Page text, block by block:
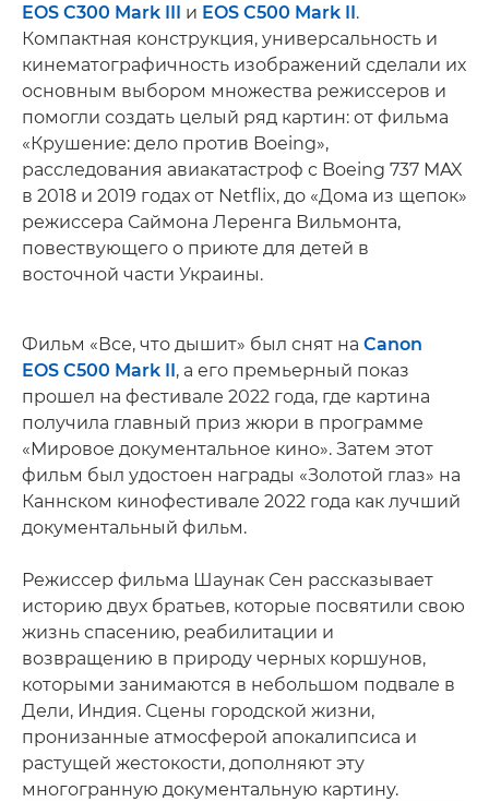
EOS C300 Mark III и EOS C500 Mark II.
Компактная конструкция, универсальность и
кинематографичность изображений сделали их
основным выбором множества режиссеров и
помогли создать целый ряд картин: от фильма
«Крушение: дело против Boeing»,
расследования авиакатастроф с Boeing 737 MAX
в 2018 и 2019 годах от Netflix, до «Дома из щепок»
режиссера Саймона Леренга Вильмонта,
повествующего о приюте для детей в
восточной части Украины.
Фильм «Все, что дышит» был снят на Canon
EOS C500 Mark II, а его премьерный показ
прошел на фестивале 2022 года, где картина
получила главный приз жюри в программе
«Мировое документальное кино». Затем этот
фильм был удостоен награды «Золотой глаз» на
Каннском кинофестивале 2022 года как лучший
документальный фильм.
Режиссер фильма Шаунак Сен рассказывает
историю двух братьев, которые посвятили свою
жизнь спасению, реабилитации и
возвращению в природу черных коршунов,
которыми занимаются в небольшом подвале в
Дели, Индия. Сцены городской жизни,
пронизанные атмосферой апокалипсиса и
растущей жестокости, дополняют эту
многогранную документальную картину.